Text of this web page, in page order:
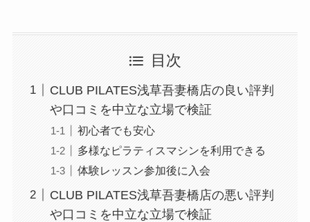
目次
CLUB PILATES浅草吾妻橋店の良い評判
や口コミを中立な立場で検証
初心者でも安心
多様なピラティスマシンを利用できる
体験レッスン参加後に入会
CLUB PILATES浅草吾妻橋店の悪い評判
や口コミを中立な立場で検証